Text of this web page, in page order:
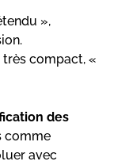
»,
très compact, «
des
comme
avec